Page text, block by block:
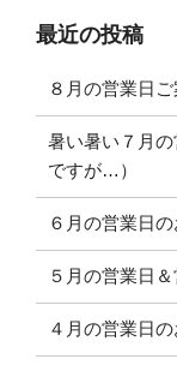
最近の投稿
８月の営業日ご
暑い暑い７月
ですが…）
６月の営業日の
５月の営業日
４月の営業日の